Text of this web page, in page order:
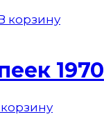
корзину
1970